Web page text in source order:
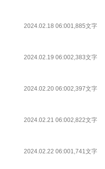
2024.02.18 06:001,885文字
2024.02.19 06:002,383文字
2024.02.20 06:002,397文字
2024.02.21 06:002,822文字
2024.02.22 06:001,741文字